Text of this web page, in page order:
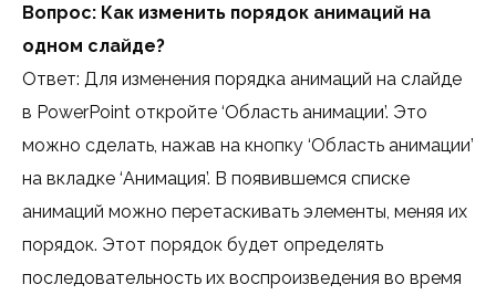
Вопрос: Как изменить порядок анимаций на
одном слайде?
Ответ: Для изменения порядка анимаций на слайде
в PowerPoint откройте ‘Область анимации’. Это
можно сделать, нажав на кнопку ‘Область анимации’
на вкладке ‘Анимация’. В появившемся списке
анимаций можно перетаскивать элементы, меняя их
порядок. Этот порядок будет определять
последовательность их воспроизведения во время